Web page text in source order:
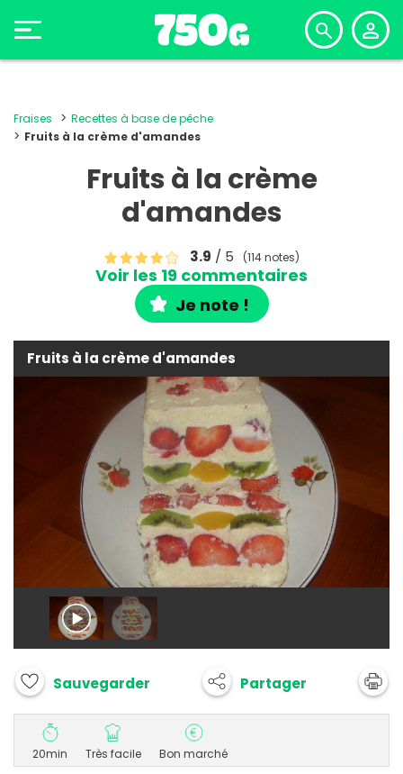
Fraises
Recettes à base de pêche
Fruits à la crème d'amandes
Fruits à la crème
d'amandes
3.9 / 5 (114 notes)
Voir les 19 commentaires
Je note !
Fruits à la crème d'amandes
Sauvegarder Partager
20min Très facile Bon marché